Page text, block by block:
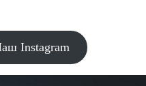
Instagram